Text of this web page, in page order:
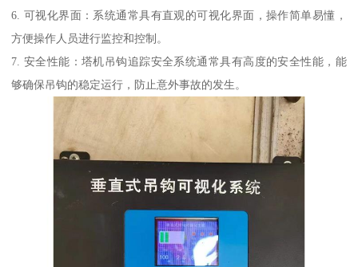
6. 可视化界面：系统通常具有直观的可视化界面，操作简单易懂，
方便操作人员进行监控和控制。
7. 安全性能：塔机吊钩追踪安全系统通常具有高度的安全性能，能
够确保吊钩的稳定运行，防止意外事故的发生。